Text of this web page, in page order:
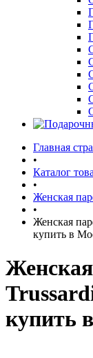
Главная
•
Каталог
•
Женская
•
Женская
купить в
купить